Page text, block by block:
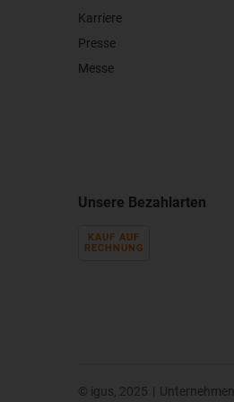
Karriere
Presse
Messe
Unsere Bezahlarten
KAUF AUF
RECHNUNG
© igus, 2025 | Unternehmen